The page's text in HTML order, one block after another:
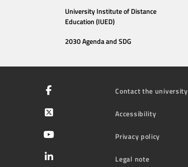
University Institute of Distance
Education (IUED)
2030 Agenda and SDG
Contact the university
Accessibility
Privacy policy
Legal note